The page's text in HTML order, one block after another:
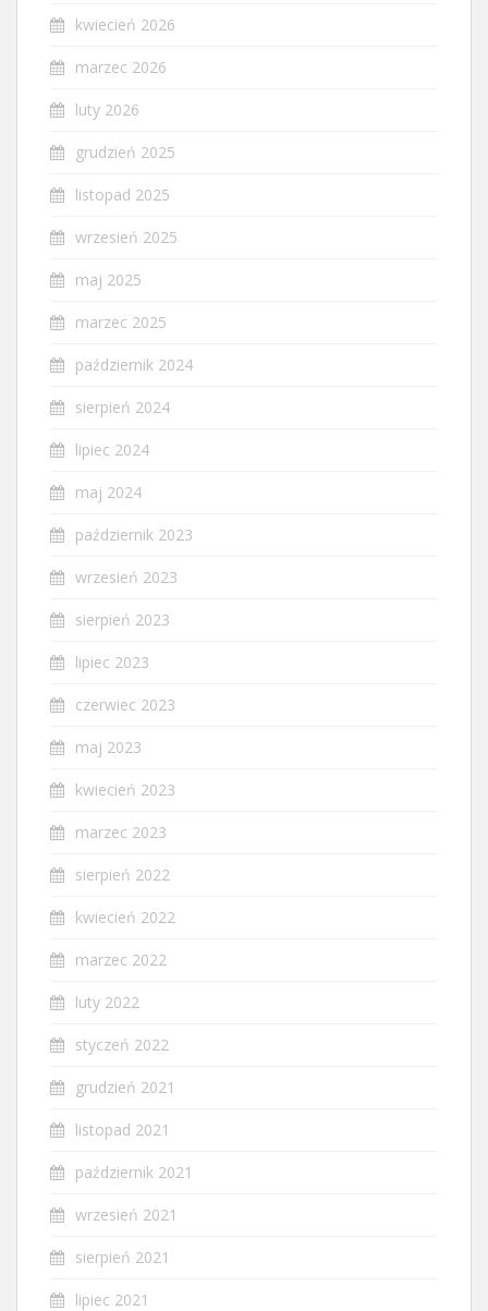
kwiecień 2026
marzec 2026
luty 2026
grudzień 2025
listopad 2025
wrzesień 2025
maj 2025
marzec 2025
październik 2024
sierpień 2024
lipiec 2024
maj 2024
październik 2023
wrzesień 2023
sierpień 2023
lipiec 2023
czerwiec 2023
maj 2023
kwiecień 2023
marzec 2023
sierpień 2022
kwiecień 2022
marzec 2022
luty 2022
styczeń 2022
grudzień 2021
listopad 2021
październik 2021
wrzesień 2021
sierpień 2021
lipiec 2021